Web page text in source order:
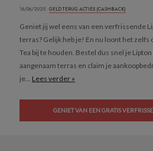
16/06/2025 ·GELD TERUG ACTIES (CASHBACK)
Geniet jij wel eens van een verfrissende
terras? Gelijk heb je! En nu loont het zelfs
Tea bij te houden. Bestel dus snel je Lipton
aangenaam terras en claim je
je... Lees verder »
GENIET VAN EEN GRATIS